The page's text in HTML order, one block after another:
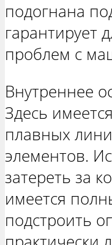
подогнана
гарантирует
проблем с
Внутреннее
Здесь
плавных
элементов.
затереть за
имеется
подстроить